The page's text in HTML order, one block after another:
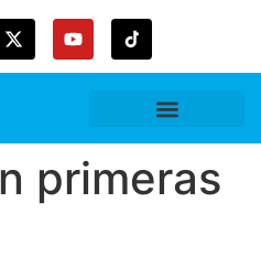
primeras